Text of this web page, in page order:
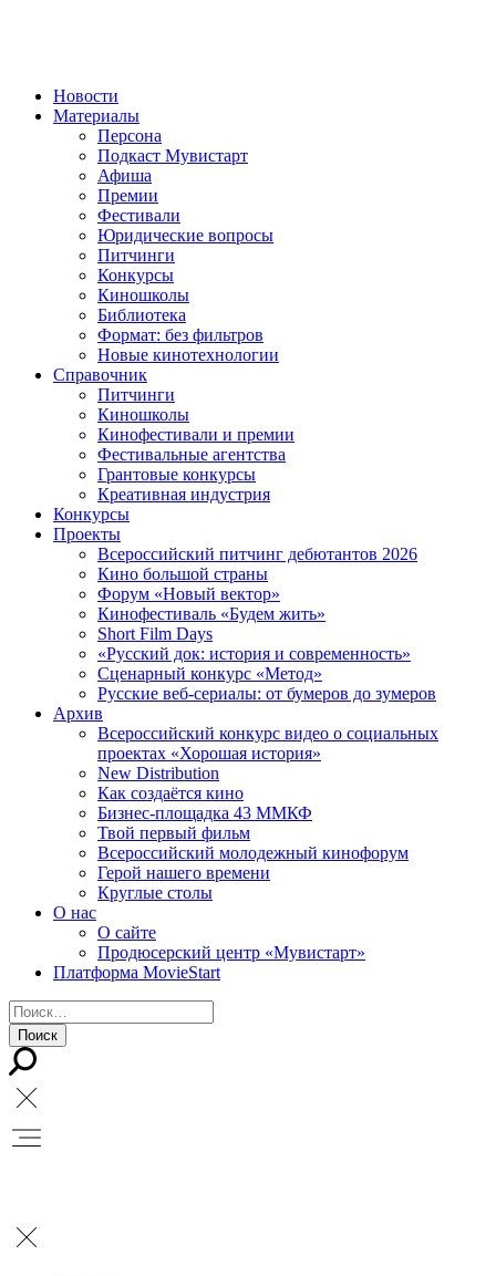
Новости
Материалы
Персона
Подкаст Мувистарт
Афиша
Премии
Фестивали
Юридические вопросы
Питчинги
Конкурсы
Киношколы
Библиотека
Формат: без фильтров
Новые кинотехнологии
Справочник
Питчинги
Киношколы
Кинофестивали и премии
Фестивальные агентства
Грантовые конкурсы
Креативная индустрия
Конкурсы
Проекты
Всероссийский питчинг дебютантов 2026
Кино большой страны
Форум «Новый вектор»
Кинофестиваль «Будем жить»
Short Film Days
«Русский док: история и современность»
Сценарный конкурс «Метод»
Русские веб-сериалы: от бумеров до зумеров
Архив
Всероссийский конкурс видео о социальных
проектах «Хорошая история»
New Distribution
Как создаётся кино
Бизнес-площадка 43 ММКФ
Твой первый фильм
Всероссийский молодежный кинофорум
Герой нашего времени
Круглые столы
О нас
О сайте
Продюсерский центр «Мувистарт»
Платформа MovieStart